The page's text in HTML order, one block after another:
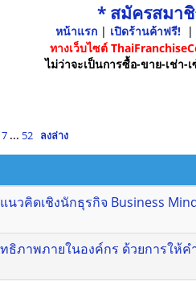
* สมัครสมา
หน้าแรก| เปิดร้านค้าฟรี! |
ทางเว็บไซต์
ไม่ว่าจะเป็นการซื้อ-ขาย-เช่า
... 52 ลงล่าง
นวคิดเชิงนักธุรกิจ Business
ภาพภายในองค์กร ด้วยการให้ค